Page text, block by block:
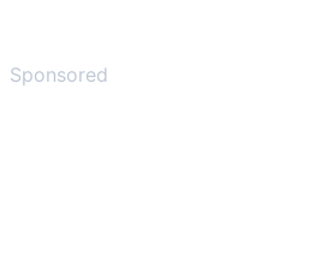
Sponsored